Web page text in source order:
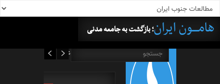
هامــــون ایران؛ بازگشت به جامعه مدنی